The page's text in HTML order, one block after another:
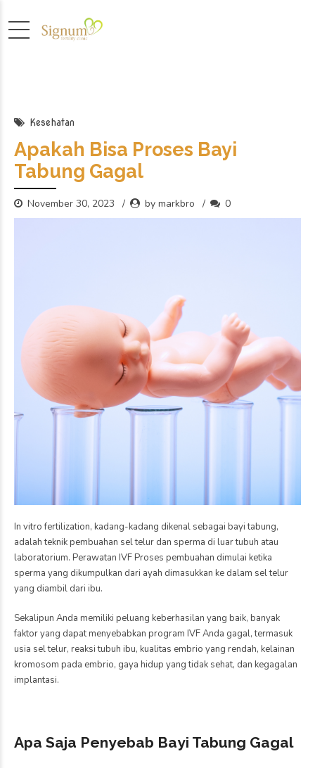
Kesehatan
Apakah Bisa Proses Bayi
Tabung Gagal
November 30, 2023 by markbro 0
In vitro fertilization, kadang-kadang dikenal sebagai bayi tabung,
adalah teknik pembuahan sel telur dan sperma di luar tubuh atau
laboratorium. Perawatan IVF Proses pembuahan dimulai ketika
sperma yang dikumpulkan dari ayah dimasukkan ke dalam sel telur
yang diambil dari ibu.
Sekalipun Anda memiliki peluang keberhasilan yang baik, banyak
faktor yang dapat menyebabkan program IVF Anda gagal, termasuk
usia sel telur, reaksi tubuh ibu, kualitas embrio yang rendah, kelainan
kromosom pada embrio, gaya hidup yang tidak sehat, dan kegagalan
implantasi.
Apa Saja Penyebab Bayi Tabung Gagal